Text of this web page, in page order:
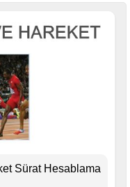
Sürat Hesablama